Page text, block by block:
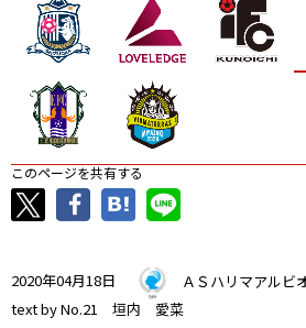
このページを共有する
2020年04月18日
ＡＳハリマアルビ
text by No.21 垣内 愛菜